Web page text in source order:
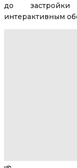
до
интерактивным